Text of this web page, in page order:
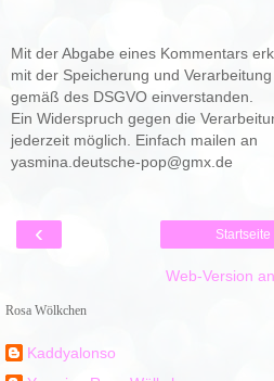
Mit der Abgabe eines Kommentars
mit der Speicherung und
gemäß des DSGVO einverstanden.
Ein Widerspruch gegen die
jederzeit möglich. Einfach mailen an
yasmina.deutsche-pop@gmx.de
‹ Startseite
Web-Version
Rosa Wölkchen
Kaddyalonso